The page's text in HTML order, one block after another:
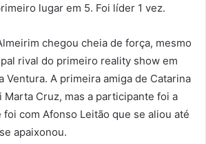
lugar em 5. Foi líder 1 vez.
chegou cheia de força, mesmo
rival do primeiro reality show em
Ventura. A primeira amiga de Catarina
Marta Cruz, mas a participante foi a
com Afonso Leitão que se aliou até
apaixonou.